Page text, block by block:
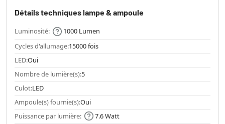
Détails techniques lampe & ampoule
Luminosité:
1000 Lumen
Cycles d'allumage:15000 fois
LED:Oui
Nombre de lumière(s):5
Culot:LED
Ampoule(s) fournie(s):Oui
Puissance par lumière:
7.6 Watt